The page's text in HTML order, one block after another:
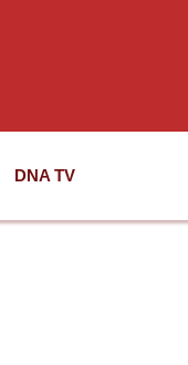
DNA TV